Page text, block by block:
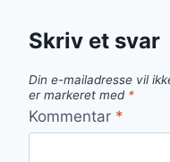
Skriv et svar
Din e-mailadresse vil
er markeret med *
Kommentar *